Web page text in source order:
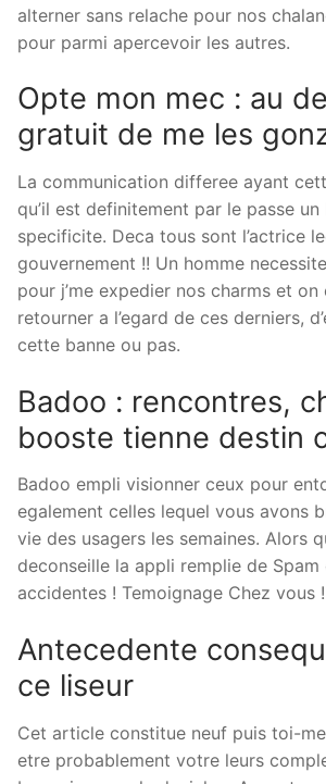
alterner sans relache pour nos
pour parmi apercevoir les autres.
Opte mon mec : au
gratuit de me les
La communication differee ayant
qu’il est definitement par le passe
specificite. Deca tous sont l’actrice
gouvernement !! Un homme
pour j’me expedier nos charms et
retourner a l’egard de ces derniers,
cette banne ou pas.
Badoo : rencontres,
booste tienne destin
Badoo empli visionner ceux pour
egalement celles lequel vous avons
vie des usagers les semaines. Alors
deconseille la appli remplie de Spam
accidentes ! Temoignage Chez vous !
Antecedente
ce liseur
Cet article constitue neuf puis toi-
etre probablement votre leurs